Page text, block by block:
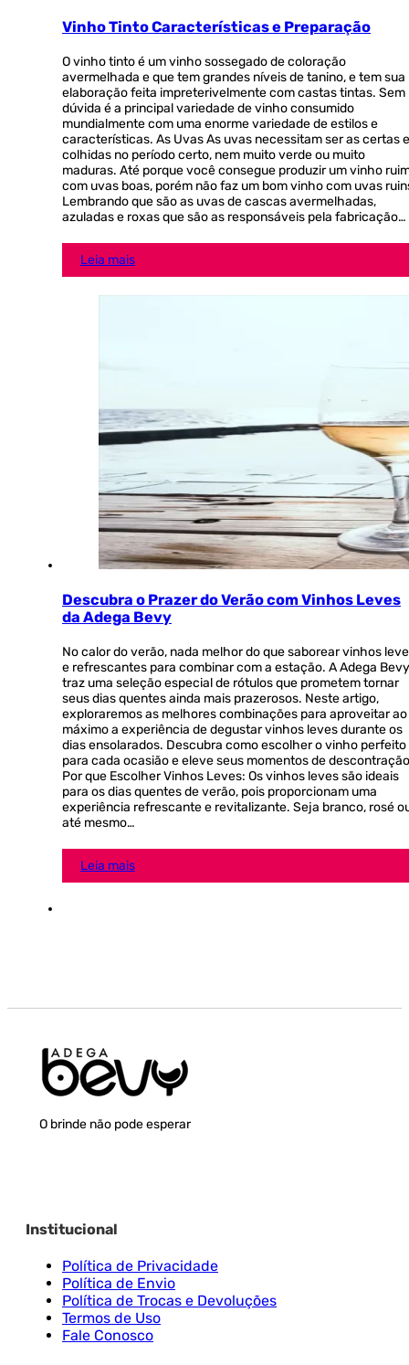
Vinho Tinto Características e Preparação
O vinho tinto é um vinho sossegado de coloração
avermelhada e que tem grandes níveis de tanino, e tem sua
elaboração feita impreterivelmente com castas tintas. Sem
dúvida é a principal variedade de vinho consumido
mundialmente com uma enorme variedade de estilos e
características. As Uvas As uvas necessitam ser as certas e
colhidas no período certo, nem muito verde ou muito
maduras. Até porque você consegue produzir um vinho
com uvas boas, porém não faz um bom vinho com uvas
Lembrando que são as uvas de cascas avermelhadas,
azuladas e roxas que são as responsáveis pela fabricação…
Leia mais
Descubra o Prazer do Verão com Vinhos Leves
da Adega Bevy
No calor do verão, nada melhor do que saborear vinhos
e refrescantes para combinar com a estação. A Adega Bevy
traz uma seleção especial de rótulos que prometem tornar
seus dias quentes ainda mais prazerosos. Neste artigo,
exploraremos as melhores combinações para aproveitar ao
máximo a experiência de degustar vinhos leves durante os
dias ensolarados. Descubra como escolher o vinho perfeito
para cada ocasião e eleve seus momentos de
Por que Escolher Vinhos Leves: Os vinhos leves são ideais
para os dias quentes de verão, pois proporcionam uma
experiência refrescante e revitalizante. Seja branco, rosé
até mesmo…
Leia mais
O brinde não pode esperar
Institucional
Política de Privacidade
Política de Envio
Política de Trocas e Devoluções
Termos de Uso
Fale Conosco